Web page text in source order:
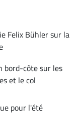
Felix Bühler sur la
bord-côte sur les
et le col
pour l'été